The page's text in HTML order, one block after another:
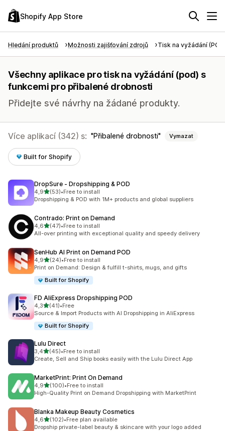
Shopify App Store
Hledání produktů Možnosti zajišťování zdrojů Tisk na vyžádání
Všechny aplikace pro tisk na vyžádání (pod) s
funkcemi pro přibalené drobnosti
Přidejte své návrhy na žádané produkty.
Více aplikací (342) s: Přibalené drobnosti Vymazat
Built for Shopify
DropSure ‑ Dropshipping & POD
4,9z 5 hvězd
(53)
Celkový počet recenzí: 53
•Free to install
Dropshipping & POD with 1M+ products and global suppliers
Contrado: Print on Demand
4,6z 5 hvězd
(47)
Celkový počet recenzí: 47
•Free to install
All-over printing with exceptional quality and speedy delivery
SenHub AI Print on Demand POD
4,9z 5 hvězd
(24)
Celkový počet recenzí: 24
•Free to install
Print on Demand: Design & fulfill t-shirts, mugs, and gifts
Built for Shopify
FD AliExpress Dropshipping POD
4,3z 5 hvězd
(41)
Celkový počet recenzí: 41
•Free
Source & Import Products with AI Dropshipping in AliExpress
Built for Shopify
Lulu Direct
3,4z 5 hvězd
(45)
Celkový počet recenzí: 45
•Free to install
Create, Sell and Ship books easily with the Lulu Direct App
MarketPrint: Print On Demand
4,9z 5 hvězd
(100)
Celkový počet recenzí: 100
•Free to install
High-Quality Print on Demand Dropshipping with MarketPrint
Blanka Makeup Beauty Cosmetics
4,6z 5 hvězd
(102)
Celkový počet recenzí: 102
•Free plan available
Dropship private-label beauty & skincare with your logo added